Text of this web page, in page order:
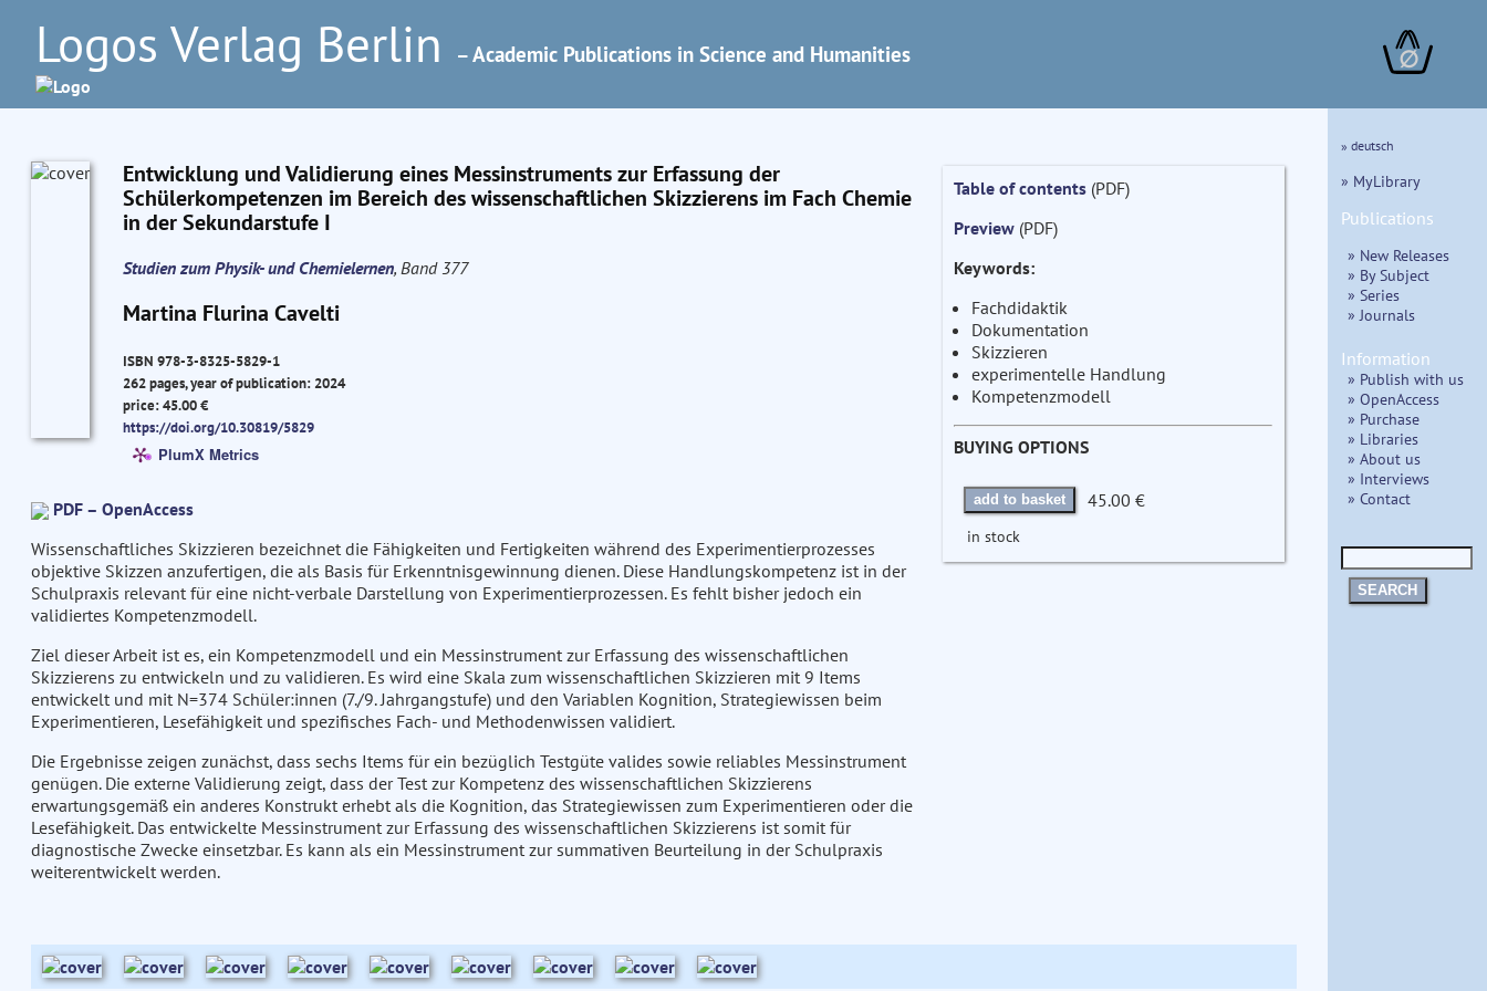
Logos Verlag Berlin – Academic Publications in Science and Humanities ∅
Entwicklung und Validierung eines Messinstruments zur Erfassung der
Schülerkompetenzen im Bereich des wissenschaftlichen Skizzierens im Fach Chemie
in der Sekundarstufe I
Studien zum Physik- und Chemielernen, Band 377
Martina Flurina Cavelti
ISBN 978-3-8325-5829-1
262 pages, year of publication: 2024
price: 45.00 €
https://doi.org/10.30819/5829
PlumX Metrics
PDF – OpenAccess
Wissenschaftliches Skizzieren bezeichnet die Fähigkeiten und Fertigkeiten während des Experimentierprozesses
objektive Skizzen anzufertigen, die als Basis für Erkenntnisgewinnung dienen. Diese Handlungskompetenz ist in der
Schulpraxis relevant für eine nicht-verbale Darstellung von Experimentierprozessen. Es fehlt bisher jedoch ein
validiertes Kompetenzmodell.
Ziel dieser Arbeit ist es, ein Kompetenzmodell und ein Messinstrument zur Erfassung des wissenschaftlichen
Skizzierens zu entwickeln und zu validieren. Es wird eine Skala zum wissenschaftlichen Skizzieren mit 9 Items
entwickelt und mit N=374 Schüler:innen (7./9. Jahrgangstufe) und den Variablen Kognition, Strategiewissen beim
Experimentieren, Lesefähigkeit und spezifisches Fach- und Methodenwissen validiert.
Die Ergebnisse zeigen zunächst, dass sechs Items für ein bezüglich Testgüte valides sowie reliables Messinstrument
genügen. Die externe Validierung zeigt, dass der Test zur Kompetenz des wissenschaftlichen Skizzierens
erwartungsgemäß ein anderes Konstrukt erhebt als die Kognition, das Strategiewissen zum Experimentieren oder die
Lesefähigkeit. Das entwickelte Messinstrument zur Erfassung des wissenschaftlichen Skizzierens ist somit für
diagnostische Zwecke einsetzbar. Es kann als ein Messinstrument zur summativen Beurteilung in der Schulpraxis
weiterentwickelt werden.
Table of contents(PDF)
Preview(PDF)
Keywords:
Fachdidaktik
Dokumentation
Skizzieren
experimentelle Handlung
Kompetenzmodell
BUYING OPTIONS
add to basket 45.00 €
in stock
» deutsch
» MyLibrary
Publications
» New Releases
» By Subject
» Series
» Journals
Information
» Publish with us
» OpenAccess
» Purchase
» Libraries
» About us
» Interviews
» Contact
SEARCH